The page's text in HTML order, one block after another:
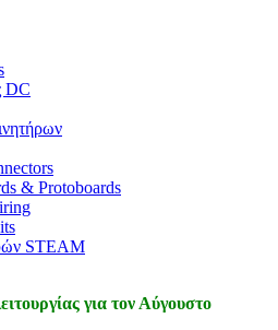
DC
& Protoboards
STEAM
για τον Αύγουστο